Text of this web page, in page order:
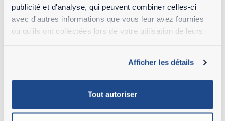
publicité et d'analyse, qui peuvent combiner celles-ci
avec d'autres informations que vous leur avez fournies
ou qu'ils ont collectées lors de votre utilisation de leurs
Afficher les détails
Tout autoriser
VIDÉO